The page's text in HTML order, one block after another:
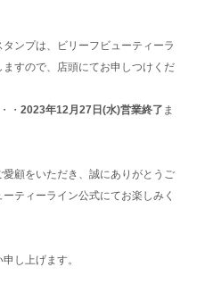
ンプは、ビリーフビューティーラ
すので、店頭にてお申しつけくだ
・ 2023年12月27日(水)営業終了 ま
顧をいただき、誠にありがとうご
ティーライン公式にてお楽しみく
し上げます。